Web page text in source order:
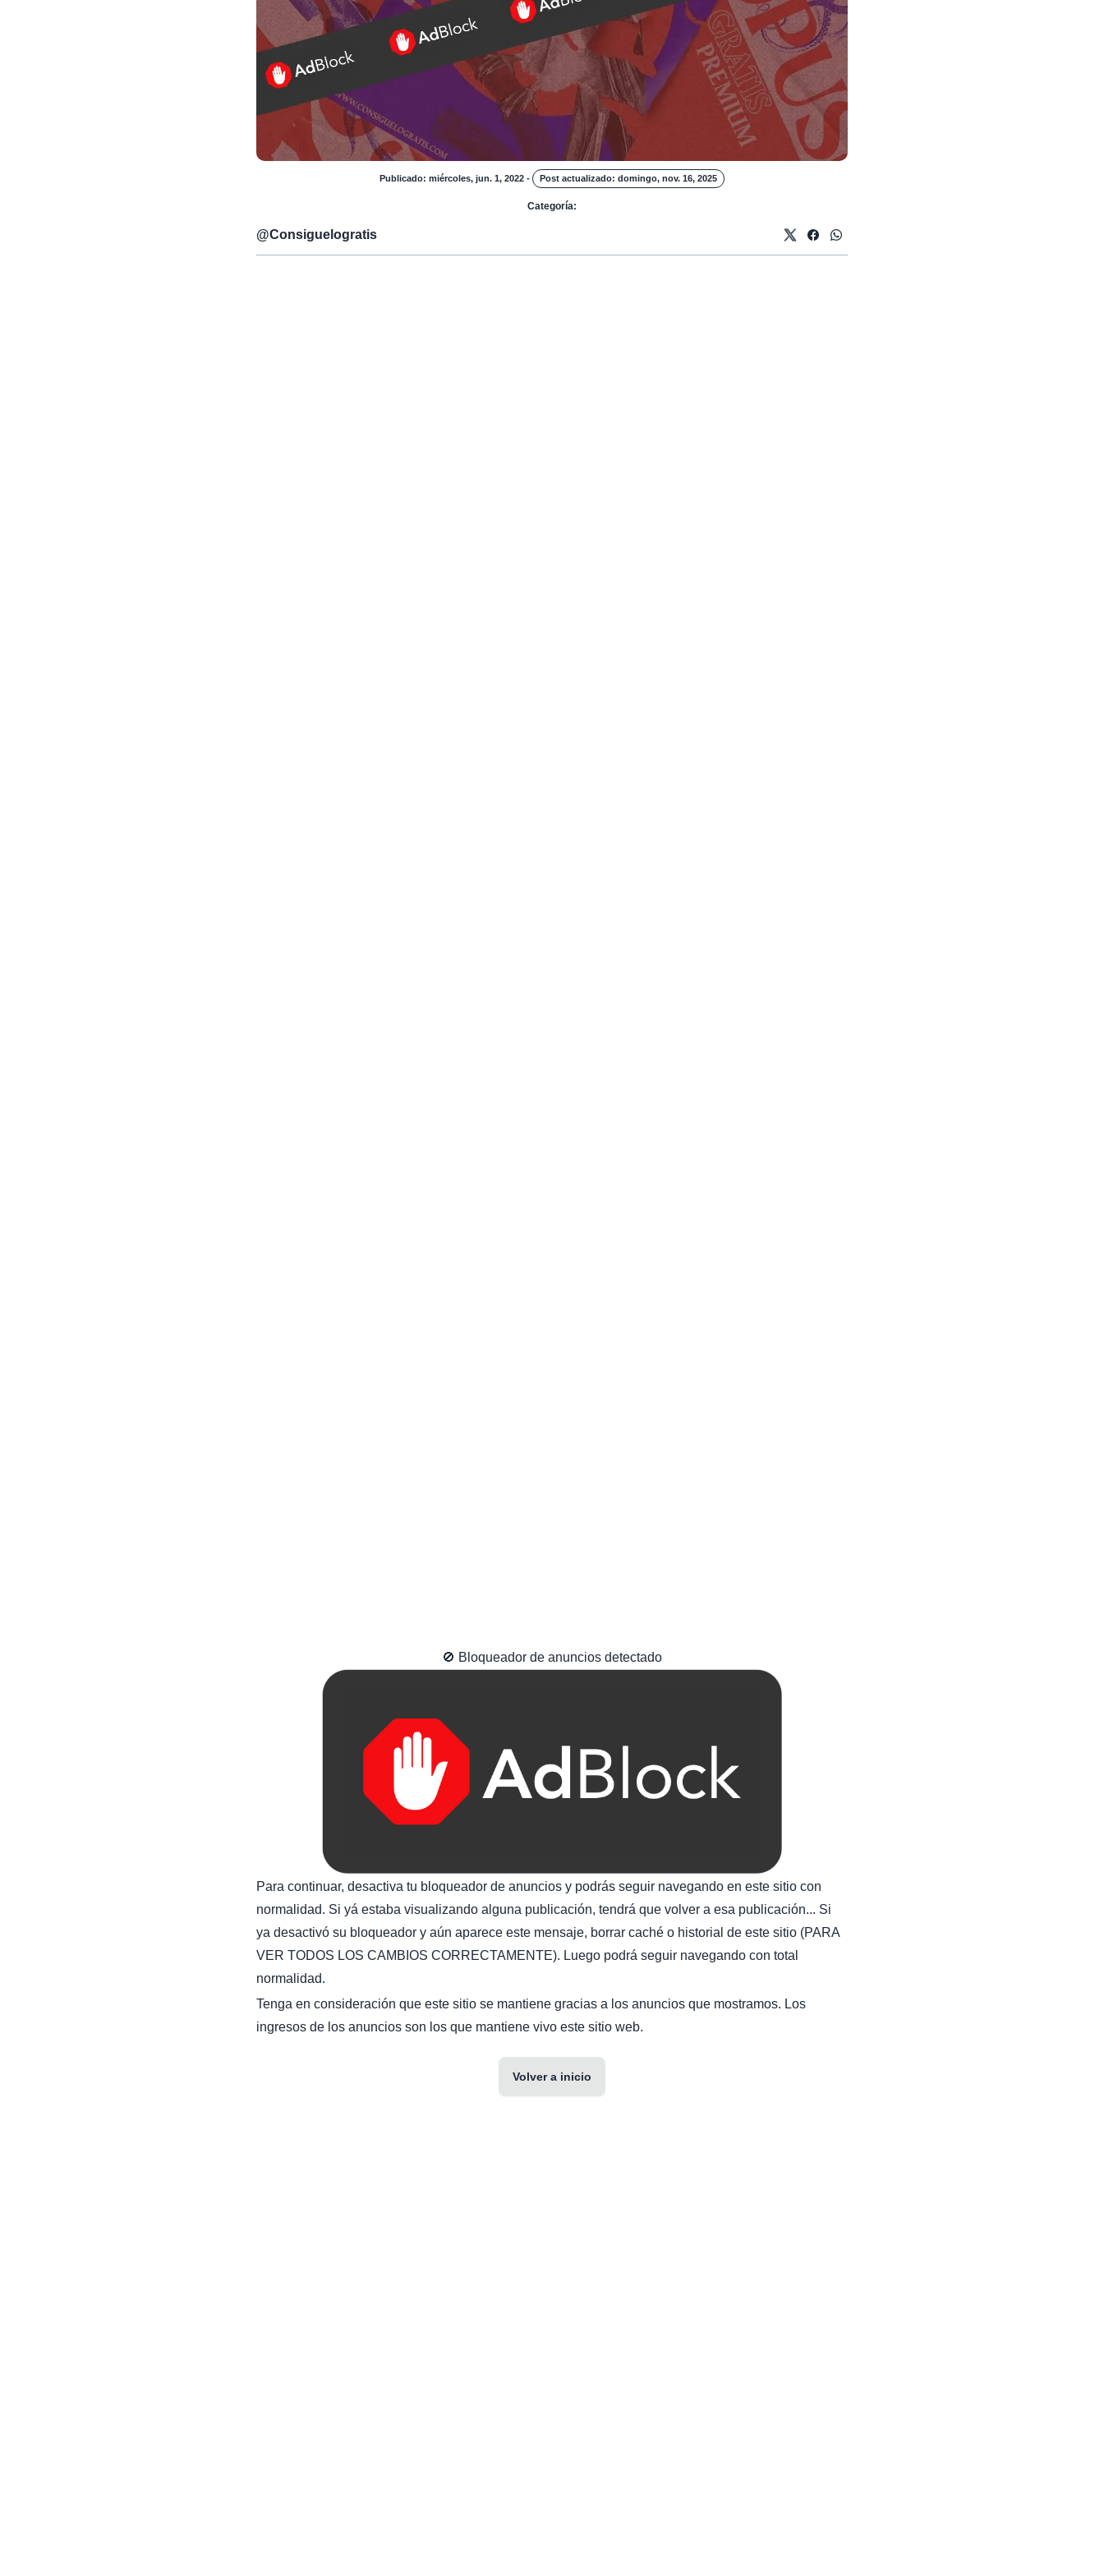
Publicado: miércoles, jun. 1, 2022 - Post actualizado: domingo, nov. 16, 2025
Categoría:
@Consiguelogratis
🚫 Bloqueador de anuncios detectado
Para continuar, desactiva tu bloqueador de anuncios y podrás seguir navegando en este sitio con
normalidad. Si yá estaba visualizando alguna publicación, tendrá que volver a esa publicación... Si
ya desactivó su bloqueador y aún aparece este mensaje, borrar caché o historial de este sitio (PARA
VER TODOS LOS CAMBIOS CORRECTAMENTE). Luego podrá seguir navegando con total
normalidad.
Tenga en consideración que este sitio se mantiene gracias a los anuncios que mostramos. Los
ingresos de los anuncios son los que mantiene vivo este sitio web.
Volver a inicio